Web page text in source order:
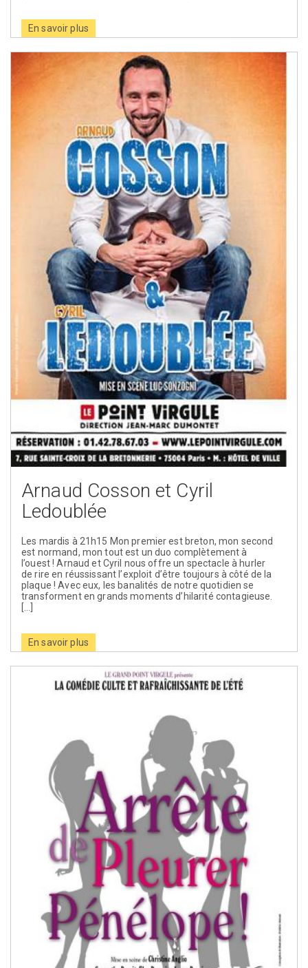
En savoir plus
Arnaud Cosson et Cyril
Ledoublée
Les mardis à 21h15 Mon premier est breton, mon second
est normand, mon tout est un duo complètement à
l’ouest ! Arnaud et Cyril nous offre un spectacle à hurler
de rire en réussissant l’exploit d’être toujours à côté de la
plaque ! Avec eux, les banalités de notre quotidien se
transforment en grands moments d’hilarité contagieuse.
[…]
En savoir plus